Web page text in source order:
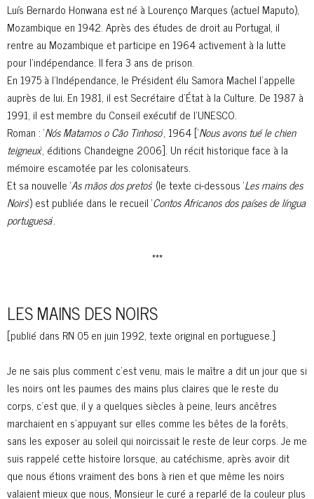
Luís Bernardo Honwana est né à Lourenço Marques (actuel Maputo),
Mozambique en 1942. Après des études de droit au Portugal, il
rentre au Mozambique et participe en 1964 activement à la lutte
pour l’indépendance. Il fera 3 ans de prison.
En 1975 à l’Indépendance, le Président élu Samora Machel l’appelle
auprès de lui. En 1981, il est Secrétaire d’État à la Culture. De 1987 à
1991, il est membre du Conseil exécutif de l’UNESCO.
Roman : ‘Nós Matamos o Cão Tinhoso‘, 1964 [‘Nous avons tué le chien
teigneux‘, éditions Chandeigne 2006]. Un récit historique face à la
mémoire escamotée par les colonisateurs.
Et sa nouvelle ‘As mãos dos pretos‘ (le texte ci-dessous ‘Les mains des
Noirs‘) est publiée dans le recueil ‘Contos Africanos dos países de língua
portuguesa‘.
***
LES MAINS DES NOIRS
[publié dans RN 05 en juin 1992, texte original en portuguese.]
Je ne sais plus comment c’est venu, mais le maître a dit un jour que si
les noirs ont les paumes des mains plus claires que le reste du
corps, c’est que, il y a quelques siècles à peine, leurs ancêtres
marchaient en s’appuyant sur elles comme les bêtes de la forêts,
sans les exposer au soleil qui noircissait le reste de leur corps. Je me
suis rappelé cette histoire lorsque, au catéchisme, après avoir dit
que nous étions vraiment des bons à rien et que même les noirs
valaient mieux que nous, Monsieur le curé a reparlé de la couleur plus